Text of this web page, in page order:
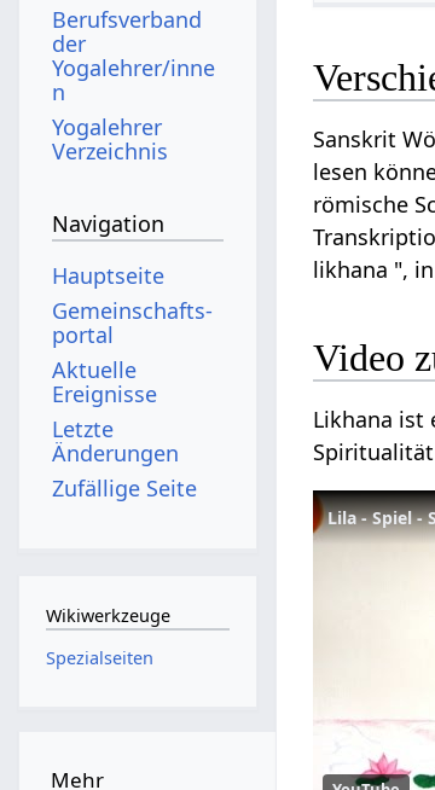
Sanskrit
lesen
römische
likhana ",
Video
Likhana ist
Spiritualität
Lila - Spiel -
Berufsverband
der
Yogalehrer/inne
n
Yogalehrer
Verzeichnis
Navigation
Hauptseite
Gemeinschafts­
portal
Aktuelle
Ereignisse
Letzte
Änderungen
Zufällige Seite
Wikiwerkzeuge
Spezialseiten
Mehr